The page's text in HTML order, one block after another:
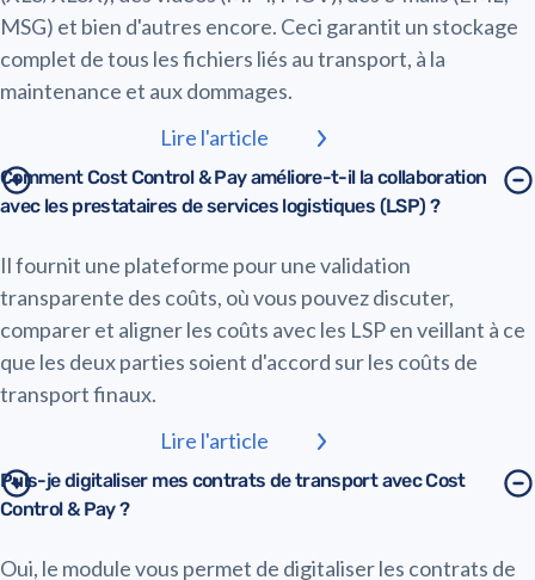
MSG) et bien d'autres encore. Ceci garantit un stockage
complet de tous les fichiers liés au transport, à la
maintenance et aux dommages.
Lire l'article
Comment Cost Control & Pay améliore-t-il la collaboration
avec les prestataires de services logistiques (LSP) ?
Il fournit une plateforme pour une validation
transparente des coûts, où vous pouvez discuter,
comparer et aligner les coûts avec les LSP en veillant à ce
que les deux parties soient d'accord sur les coûts de
transport finaux.
Lire l'article
Puis-je digitaliser mes contrats de transport avec Cost
Control & Pay ?
Oui, le module vous permet de digitaliser les contrats de